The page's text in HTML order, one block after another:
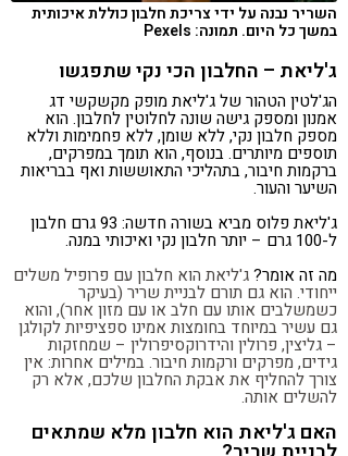
השריר נבנה על ידי צריכת חלבון כוללת איכותית
במשך כל היום. תמונה: Pexels
ג'ליאת – החלבון הכי נקי שתפגשו
הג'לטין הטהור של ג'ליאת מופק מקשקשי דג
אמנון ומספק גישה שונה לחלוטין לחלבון. הוא
מספק חלבון נקי, ללא שומן, ללא פחמימות וללא
תוספים מיותרים. בנוסף, הוא תומך במפרקים,
ברקמות חיבור, בתהליכי התאוששות ואף בבריאות
השיער והעור.
ג'ליאת פלוס מביא בשורה חדשה: 93 גרם חלבון
ל-100 גרם – יותר חלבון נקי ואיכותי במנה.
מה זה אומר?ג'ליאת הוא חלבון עם פרופיל משלים
ייחודי. הוא גם תורם לבניית שריר (בעיקר
כשמשלבים אותו עם חלב או עם מזון אחר), והוא
גם עשיר במיוחד בחומצות אמינו ספציפיות לקולגן
– גליצין, פרולין והידרוקסיפרולין – שמחזקות
גידים, מפרקים ורקמות חיבור. במילים אחרות: אין
צורך להחליף את אבקת החלבון שלכם, אלא רק
להשלים אותה.
האם ג'ליאת הוא חלבון מלא שמתאים